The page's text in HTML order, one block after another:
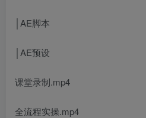
│AE脚本
│AE预设
课堂录制.mp4
全流程实操.mp4